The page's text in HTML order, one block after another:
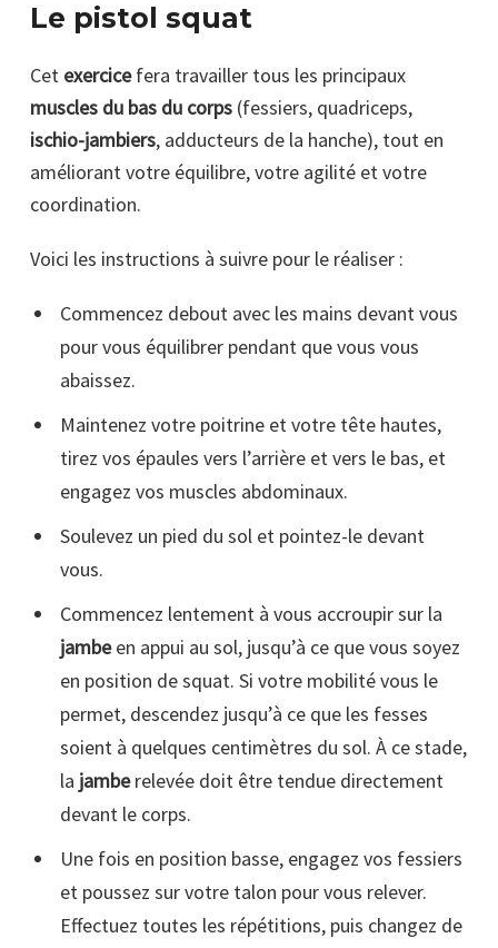
Le pistol squat
Cet exercicefera travailler tous les principaux
muscles du bas du corps (fessiers, quadriceps,
ischio-jambiers, adducteurs de la hanche), tout en
améliorant votre équilibre, votre agilité et votre
coordination.
Voici les instructions à suivre pour le réaliser :
Commencez debout avec les mains devant vous
pour vous équilibrer pendant que vous vous
abaissez.
Maintenez votre poitrine et votre tête hautes,
tirez vos épaules vers l’arrière et vers le bas, et
engagez vos muscles abdominaux.
Soulevez un pied du sol et pointez-le devant
vous.
Commencez lentement à vous accroupir sur la
jambeen appui au sol, jusqu’à ce que vous soyez
en position de squat. Si votre mobilité vous le
permet, descendez jusqu’à ce que les fesses
soient à quelques centimètres du sol. À ce stade,
la jamberelevée doit être tendue directement
devant le corps.
Une fois en position basse, engagez vos fessiers
et poussez sur votre talon pour vous relever.
Effectuez toutes les répétitions, puis changez de